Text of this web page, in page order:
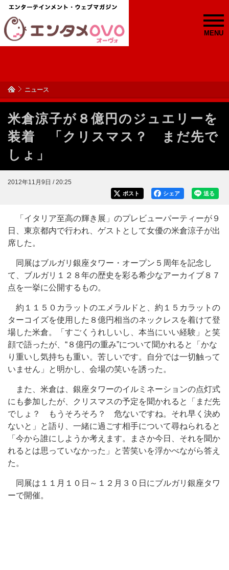
MENU
ニュース
米倉涼子が８億円のジュエリーを
装着 「クリスマス？ まだ先で
しょ」
2012年11月9日 / 20:25
送る
シェア
ポスト
「イタリア至高の輝き展」のプレビューパーティーが９
日、東京都内で行われ、ゲストとして女優の米倉涼子が出
席した。
同展はブルガリ銀座タワー・オープン５周年を記念し
て、ブルガリ１２８年の歴史を彩る希少なアーカイブ８７
点を一挙に公開するもの。
約１１５０カラットのエメラルドと、約１５カラットの
ターコイズを使用した８億円相当のネックレスを着けて登
場した米倉。「すごくうれしいし、本当にいい経験」と笑
顔で語ったが、“８億円の重み”について聞かれると「かな
り重いし気持ちも重い。苦しいです。自分では一切触って
いません」と明かし、会場の笑いを誘った。
また、米倉は、銀座タワーのイルミネーションの点灯式
にも参加したが、クリスマスの予定を聞かれると「まだ先
でしょ？ もうそろそろ？ 危ないですね。それ早く決め
ないと」と語り、一緒に過ごす相手について尋ねられると
「今から誰にしようか考えます。まさか今日、それを聞か
れるとは思っていなかった」と苦笑いを浮かべながら答え
た。
同展は１１月１０日～１２月３０日にブルガリ銀座タワ
ーで開催。